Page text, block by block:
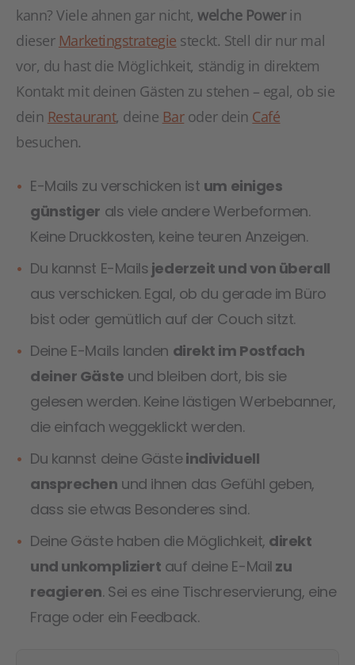
kann? Viele ahnen gar nicht, welche Powerin
dieser Marketingstrategie steckt. Stell dir nur mal
vor, du hast die Möglichkeit, ständig in direktem
Kontakt mit deinen Gästen zu stehen – egal, ob sie
dein Restaurant, deine Baroder dein Café
besuchen.
E-Mails zu verschicken ist um einiges
günstiger als viele andere Werbeformen.
Keine Druckkosten, keine teuren Anzeigen.
Du kannst E-Mails jederzeit und von überall
aus verschicken. Egal, ob du gerade im Büro
bist oder gemütlich auf der Couch sitzt.
Deine E-Mails landen direkt im Postfach
deiner Gäste und bleiben dort, bis sie
gelesen werden. Keine lästigen Werbebanner,
die einfach weggeklickt werden.
Du kannst deine Gästeindividuell
ansprechen und ihnen das Gefühl geben,
dass sie etwas Besonderes sind.
Deine Gäste haben die Möglichkeit, direkt
und unkompliziert auf deine E-Mail zu
reagieren. Sei es eine Tischreservierung, eine
Frage oder ein Feedback.